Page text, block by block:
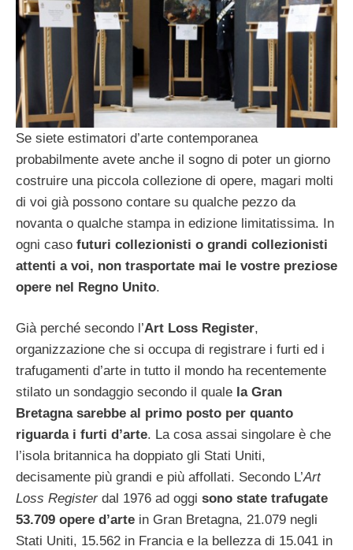
Se siete estimatori d’arte contemporanea
probabilmente avete anche il sogno di poter un giorno
costruire una piccola collezione di opere, magari molti
di voi già possono contare su qualche pezzo da
novanta o qualche stampa in edizione limitatissima. In
ogni caso futuri collezionisti o grandi collezionisti
attenti a voi, non trasportate mai le vostre preziose
opere nel Regno Unito.
Già perché secondo l’Art Loss Register,
organizzazione che si occupa di registrare i furti ed i
trafugamenti d’arte in tutto il mondo ha recentemente
stilato un sondaggio secondo il quale la Gran
Bretagna sarebbe al primo posto per quanto
riguarda i furti d’arte. La cosa assai singolare è che
l’isola britannica ha doppiato gli Stati Uniti,
decisamente più grandi e più affollati. Secondo L’Art
Loss Registerdal 1976 ad oggi sono state trafugate
53.709 opere d’arte in Gran Bretagna, 21.079 negli
Stati Uniti, 15.562 in Francia e la bellezza di 15.041 in